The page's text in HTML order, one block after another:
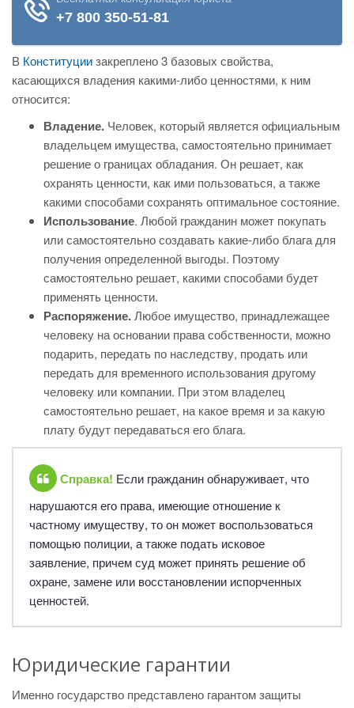
В Конституциизакреплено 3 базовых свойства,
касающихся владения какими-либо ценностями, к ним
относится:
Владение. Человек, который является официальным
владельцем имущества, самостоятельно принимает
решение о границах обладания. Он решает, как
охранять ценности, как ими пользоваться, а также
какими способами сохранять оптимальное состояние.
Использование. Любой гражданин может покупать
или самостоятельно создавать какие-либо блага для
получения определенной выгоды. Поэтому
самостоятельно решает, какими способами будет
применять ценности.
Распоряжение.Любое имущество, принадлежащее
человеку на основании права собственности, можно
подарить, передать по наследству, продать или
передать для временного использования другому
человеку или компании. При этом владелец
самостоятельно решает, на какое время и за какую
плату будут передаваться его блага.
Справка! Если гражданин обнаруживает, что
нарушаются его права, имеющие отношение к
частному имуществу, то он может воспользоваться
помощью полиции, а также подать исковое
заявление, причем суд может принять решение об
охране, замене или восстановлении испорченных
ценностей.
Юридические гарантии
Именно государство представлено гарантом защиты